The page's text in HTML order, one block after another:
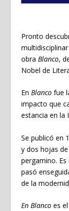
Pronto
obra Blanco,
Nobel de
En Blancofue
impacto que
estancia en la
Se publicó en
y dos hojas
pergamino.
pasó
de la
En Blancoes el